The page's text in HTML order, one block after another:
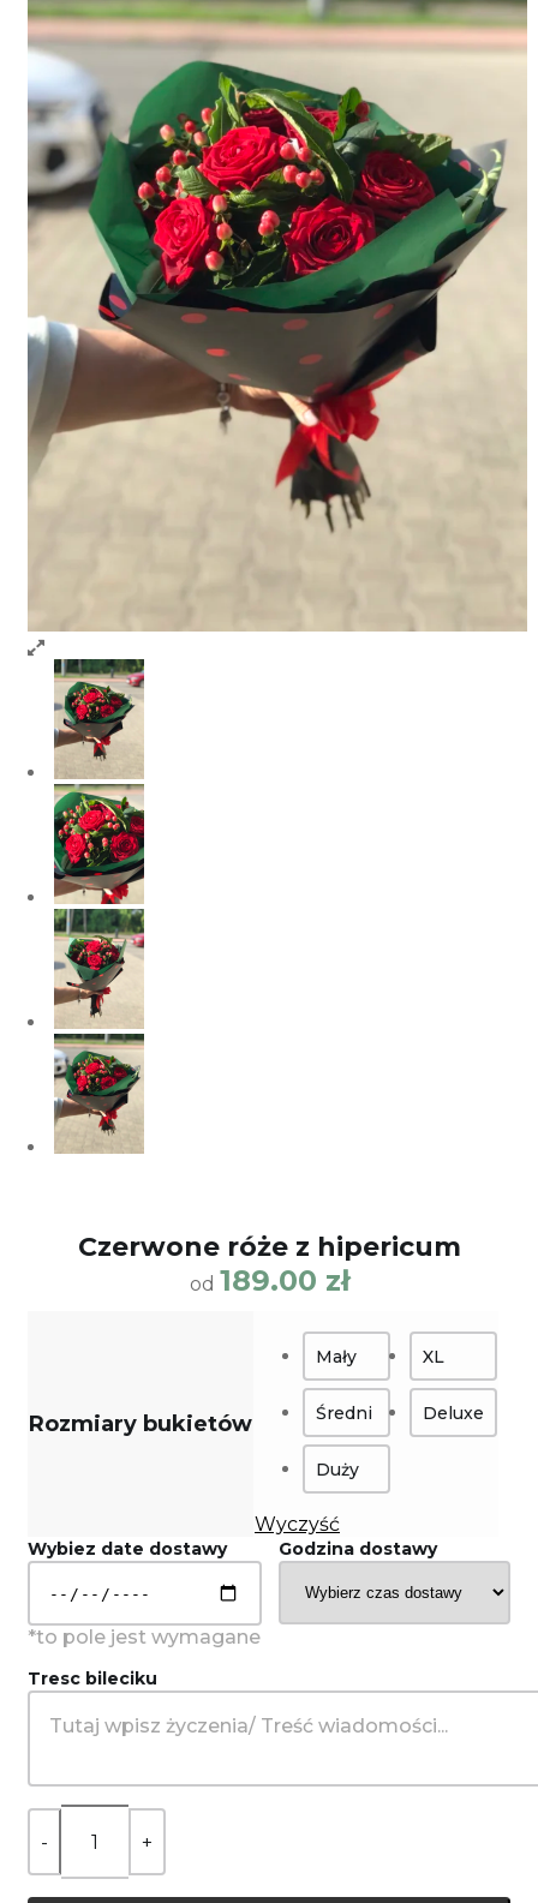
Сzerwone róże z hipericum
od 189.00 zł
Rozmiary bukietów
Mały
Średni
Duży
XL
Deluxe
Wyczyść
Wybiez date dostawy Godzina dostawy
Tresc bileciku